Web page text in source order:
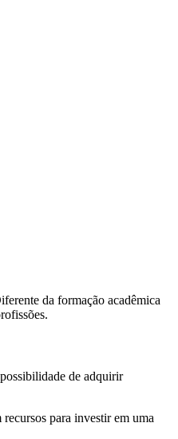
da formação acadêmica
de adquirir
para investir em uma